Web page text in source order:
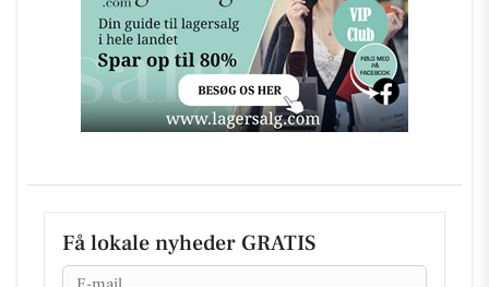
Få lokale nyheder GRATIS
Email